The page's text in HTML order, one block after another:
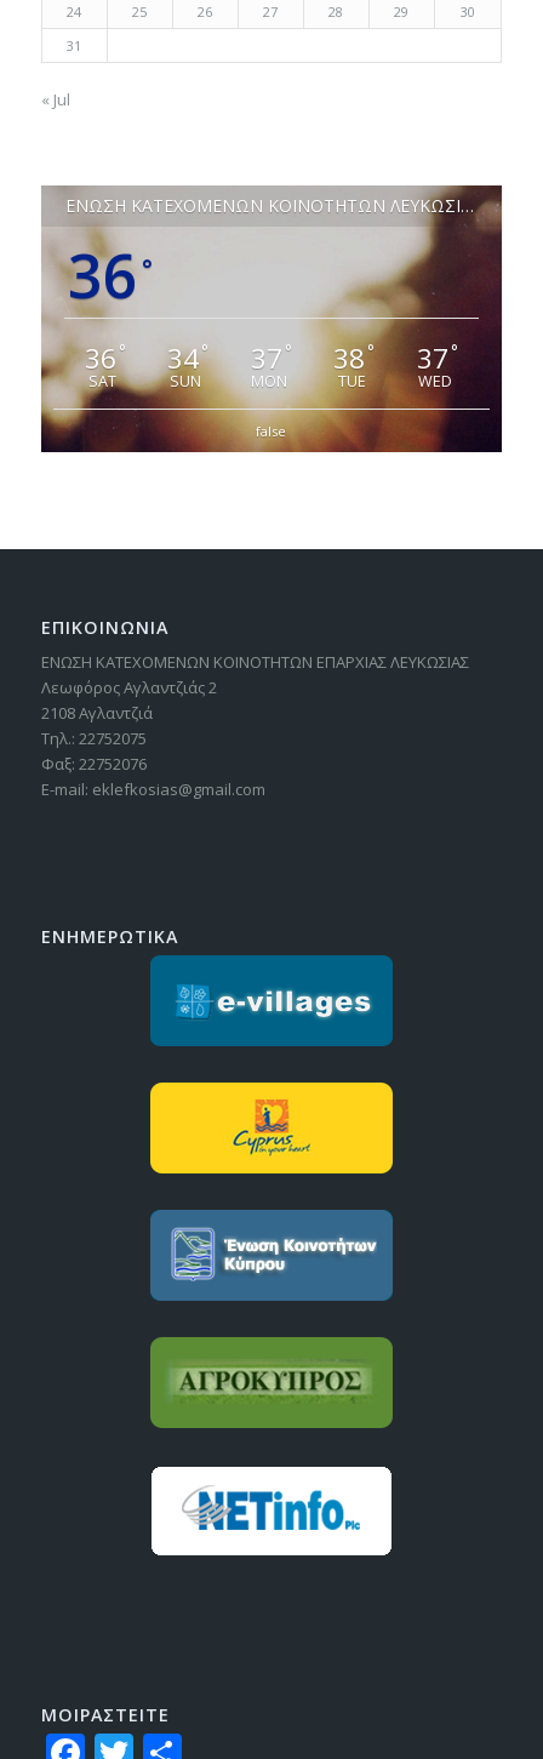
24
25 26 27 28 29
30
31
« Jul
ΕΝΩΣΗ ΚΑΤΕΧΟΜΕΝΩΝ ΚΟΙΝΟΤΗΤΩΝ ΛΕΥΚΩΣΙΑΣ
36 °
36°
SAT
34°
SUN
37 °
MON
38°
TUE
37°
WED
false
ΕΠΙΚΟΙΝΩΝΙΑ
ΕΝΩΣΗ ΚΑΤΕΧΟΜΕΝΩΝ ΚΟΙΝΟΤΗΤΩΝ ΕΠΑΡΧΙΑΣ ΛΕΥΚΩΣΙΑΣ
Λεωφόρος Αγλαντζιάς 2
2108 Αγλαντζιά
Τηλ.: 22752075
Φαξ: 22752076
E-mail: eklefkosias@gmail.com
ΕΝΗΜΕΡΩΤΙΚΑ
ΜΟΙΡΑΣTEITE